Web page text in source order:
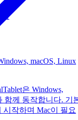
기
macOS, Linux
은 Windows,
함께 동작합니다. 기
시작하며 Mac이 필요